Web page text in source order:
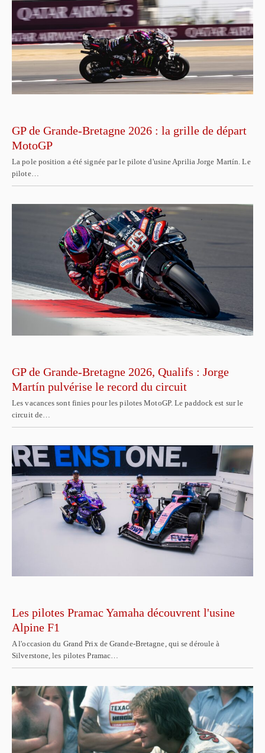
GP de Grande-Bretagne 2026 : la grille de départ
MotoGP
La pole position a été signée par le pilote d'usine Aprilia Jorge Martín. Le
pilote…
GP de Grande-Bretagne 2026, Qualifs : Jorge
Martín pulvérise le record du circuit
Les vacances sont finies pour les pilotes MotoGP. Le paddock est sur le
circuit de…
Les pilotes Pramac Yamaha découvrent l'usine
Alpine F1
A l'occasion du Grand Prix de Grande-Bretagne, qui se déroule à
Silverstone, les pilotes Pramac…